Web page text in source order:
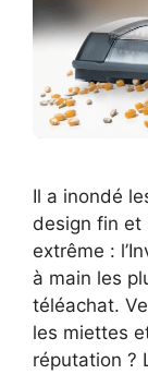
Il a inondé
design fin et
extrême :
à main les
téléachat.
les miettes
réputation ?